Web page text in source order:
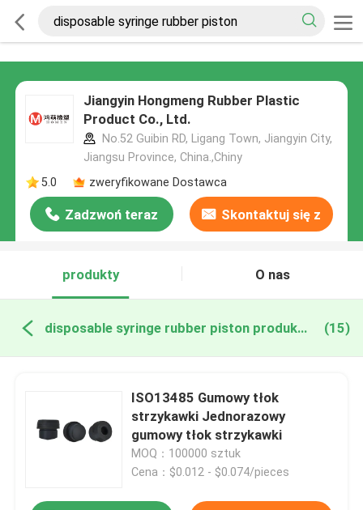
Jiangyin Hongmeng Rubber Plastic
Product Co., Ltd.
No.52 Guibin RD, Ligang Town, Jiangyin City,
Jiangsu Province, China.,Chiny
5.0
zweryfikowane Dostawca
Zadzwoń teraz Skontaktuj się z
produkty
O nas
disposable syringe rubber piston produkcja online (15)
ISO13485 Gumowy tłok
strzykawki Jednorazowy
gumowy tłok strzykawki
MOQ：100000 sztuk
Cena：$0.012 - $0.074/pieces